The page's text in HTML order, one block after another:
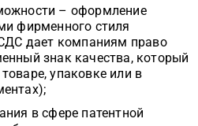
– оформление
фирменного стиля
дает компаниям право
знак качества, который
упаковке или в
в сфере патентной